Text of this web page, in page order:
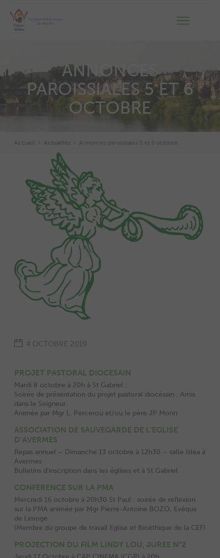
ANNONCES
PAROISSIALES 5 ET 6
OCTOBRE
Accueil Actualités Annonces paroissiales 5 et 6 octobre
4 OCTOBRE 2019
PROJET PASTORAL DIOCESAIN
Mardi 8 octobre à 20h à St Gabriel :
Soirée de présentation du projet pastoral diocésain : Amis
dans le Seigneur.
Animée par Mgr L. Percerou et/ou le père JP Morin
ASSOCIATION DE SAUVEGARDE DE L’EGLISE
D’AVERMES
Repas annuel – Dimanche 13 octobre à 12h30 – salle Isléa à
Avermes
Bulletins d’inscription dans les églises et à St Gabriel
CONFERENCE SUR LA PMA
Mercredi 16 octobre à 20h30 St Paul : soirée de reflexion
sur la PMA animée par Mgr Pierre-Antoine BOZO, Evêque
de Limoge
(Membre du groupe de travail Eglise et Bioéthique de la CEF)
PROJECTION DU FILM LINDY LOU, JUREE N°2